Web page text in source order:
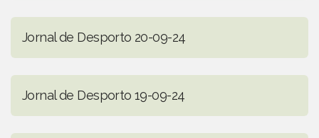
Jornal de Desporto 20-09-24
Jornal de Desporto 19-09-24